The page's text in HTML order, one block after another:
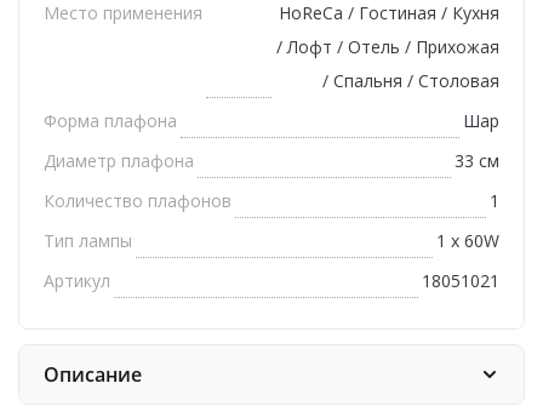
Место применения
HoReCa / Гостиная / Кухня
/ Лофт / Отель / Прихожая
/ Спальня / Столовая
Форма плафона
Шар
Диаметр плафона
33 см
Количество плафонов
1
Тип лампы
1 х 60W
Артикул
18051021
Описание